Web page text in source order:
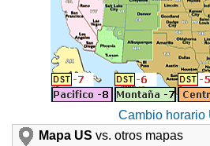
Cambio horario
Mapa US vs. otros mapas